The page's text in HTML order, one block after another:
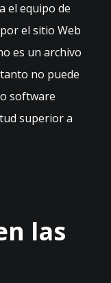
el equipo de
el sitio Web
es un archivo
no puede
software
superior a
las